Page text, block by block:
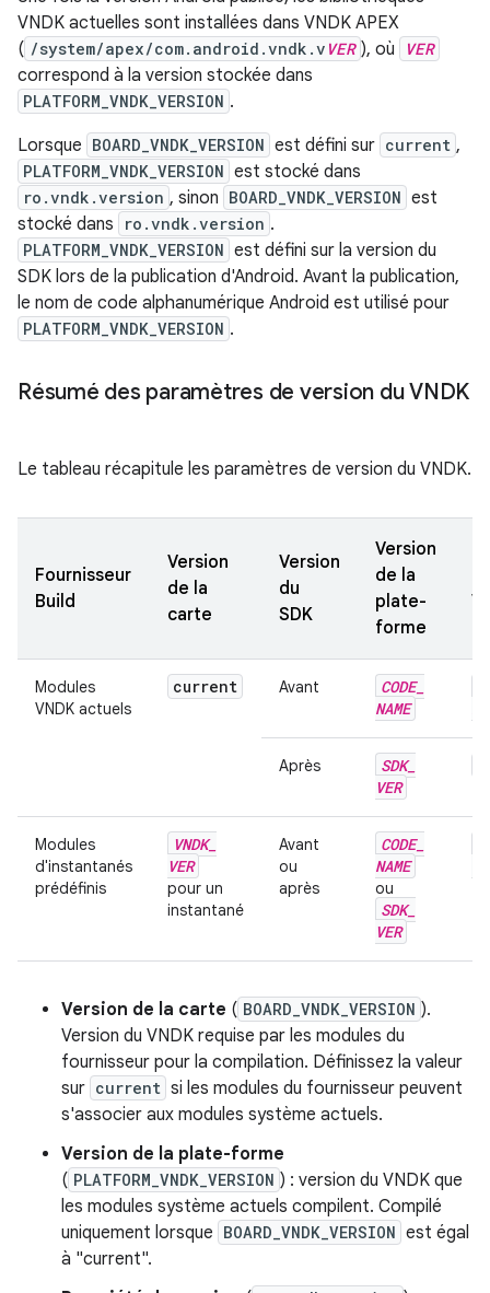
VNDK actuelles sont installées dans VNDK APEX
( /system/apex/com.android.vndk.v VER ), où VER
correspond à la version stockée dans
PLATFORM_VNDK_VERSION .
Lorsque BOARD_VNDK_VERSION est défini sur current ,
PLATFORM_VNDK_VERSION est stocké dans
ro.vndk.version , sinon BOARD_VNDK_VERSION est
stocké dans
ro.vndk.version .
PLATFORM_VNDK_VERSION est défini sur la version du
SDK lors de la publication d'Android. Avant la publication,
le nom de code alphanumérique Android est utilisé pour
PLATFORM_VNDK_VERSION .
Résumé des paramètres de version du VNDK
Le tableau récapitule les paramètres de version du VNDK.
Fournisseur
Build
Version
de la
carte
Version
du
SDK
Version
de la
plate-
forme
Modules
VNDK actuels
current Avant CODE_
NAME
Après SDK_
VER
Modules
d'instantanés
prédéfinis
VNDK_
VER
pour un
instantané
Avant
ou
après
CODE_
NAME
ou
SDK_
VER
Version de la carte ( BOARD_VNDK_VERSION ).
Version du VNDK requise par les modules du
fournisseur pour la compilation. Définissez la valeur
sur current si les modules du fournisseur peuvent
s'associer aux modules système actuels.
Version de la plate-forme
( PLATFORM_VNDK_VERSION ) : version du VNDK que
les modules système actuels compilent. Compilé
uniquement lorsque BOARD_VNDK_VERSION est égal
à "current".